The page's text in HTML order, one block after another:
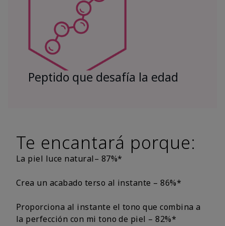
Peptido que desafía la edad
Te encantará porque:
La piel luce natural– 87%*
Crea un acabado terso al instante – 86%*
Proporciona al instante el tono que combina a
la perfección con mi tono de piel – 82%*